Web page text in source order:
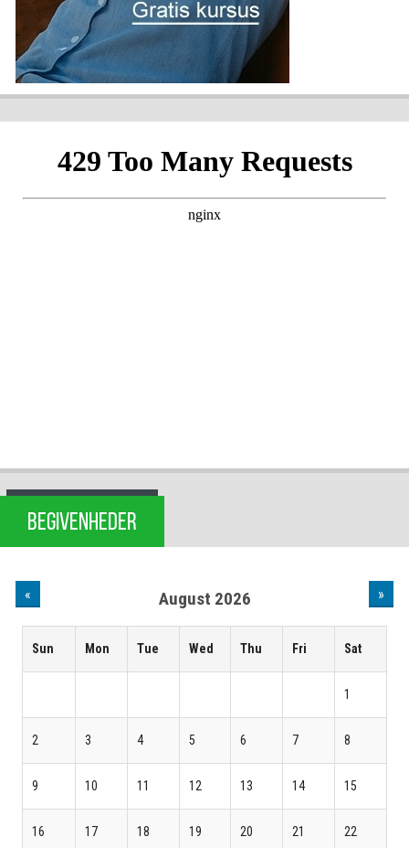
BEGIVENHEDER
« August 2026 »
Sun Mon Tue Wed Thu Fri Sat
1
2 3 4 5 6 7 8
9 10 11 12 13 14 15
16 17 18 19 20 21 22